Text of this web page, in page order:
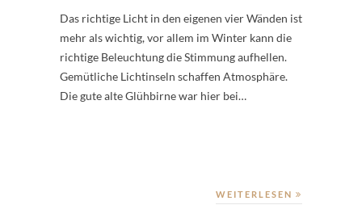
Das richtige Licht in den eigenen vier Wänden ist
mehr als wichtig, vor allem im Winter kann die
richtige Beleuchtung die Stimmung aufhellen.
Gemütliche Lichtinseln schaffen Atmosphäre.
Die gute alte Glühbirne war hier bei…
WEITERLESEN